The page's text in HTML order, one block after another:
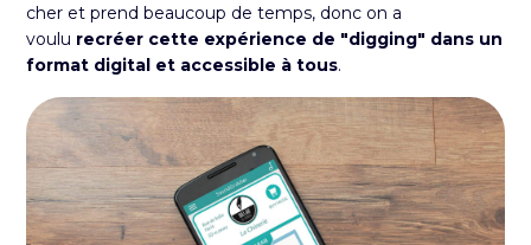
cher et prend beaucoup de temps, donc on a
voulu recréer cette expérience de "digging" dans un
format digital et accessible à tous.